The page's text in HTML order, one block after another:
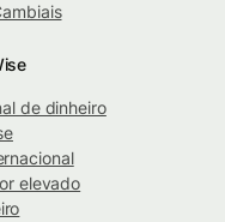
de dinheiro
elevado